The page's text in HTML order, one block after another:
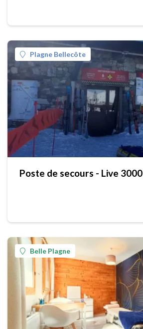
Plagne Bellecôte
Poste de secours - Live 3000
Belle Plagne